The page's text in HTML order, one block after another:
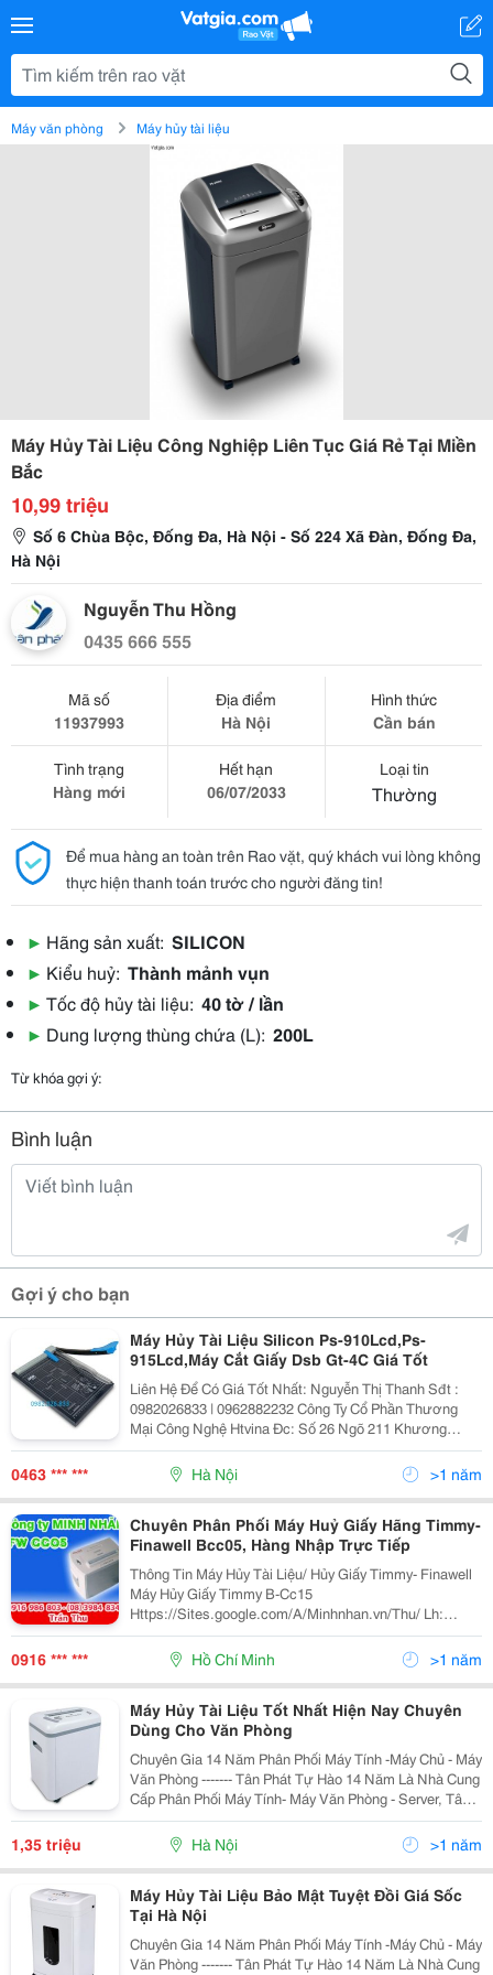
Máy văn phòng Máy hủy tài liệu
Máy Hủy Tài Liệu Công Nghiệp Liên Tục Giá Rẻ Tại Miền
Bắc
10,99 triệu
Số 6 Chùa Bộc, Đống Đa, Hà Nội - Số 224 Xã Đàn, Đống Đa,
Hà Nội
Nguyễn Thu Hồng
0435 666 555
Mã số
11937993
Địa điểm
Hà Nội
Hình thức
Cần bán
Tình trạng
Hàng mới
Hết hạn
06/07/2033
Loại tin
Thường
Để mua hàng an toàn trên Rao vặt, quý khách vui lòng không
thực hiện thanh toán trước cho người đăng tin!
▶ Hãng sản xuất: SILICON
▶ Kiểu huỷ: Thành mảnh vụn
▶ Tốc độ hủy tài liệu: 40 tờ / lần
▶ Dung lượng thùng chứa (L): 200L
Từ khóa gợi ý:
Bình luận
Gợi ý cho bạn
Máy Hủy Tài Liệu Silicon Ps-910Lcd,Ps-
915Lcd,Máy Cắt Giấy Dsb Gt-4C Giá Tốt
Liên Hệ Để Có Giá Tốt Nhất: Nguyễn Thị Thanh Sđt :
0982026833 | 0962882232 Công Ty Cổ Phần Thương
Mại Công Nghệ Htvina Đc: Số 26 Ngõ 211 Khương
Trung &Ndash; Thanh Xuân &Ndash; Hà Nội Yahoo
:Nguyenthanh6685 Website: Http://Sieuthiht.com |
0463 *** *** Hà Nội >1 năm
Chuyên Phân Phối Máy Huỷ Giấy Hãng Timmy-
Finawell Bcc05, Hàng Nhập Trực Tiếp
Thông Tin Máy Hủy Tài Liệu/ Hủy Giấy Timmy- Finawell
Máy Hủy Giấy Timmy B-Cc15
Https://Sites.google.com/A/Minhnhan.vn/Thu/ Lh:
0839.848.348 &Ndash; 0916.986.803 Ms. Thu Yahoo:
0916 *** *** Hồ Chí Minh >1 năm
Máy Hủy Tài Liệu Tốt Nhất Hiện Nay Chuyên
Dùng Cho Văn Phòng
Chuyên Gia 14 Năm Phân Phối Máy Tính -Máy Chủ - Máy
Văn Phòng ------- Tân Phát Tự Hào 14 Năm Là Nhà Cung
Cấp Phân Phối Máy Tính- Máy Văn Phòng - Server, Tân
Phát Cam Kết Đảm Bảo Mang Tới Cho Quý Khách
Những Sản Phẩm Với Mức Giá Rẻ Nhất Hà Nội,
1,35 triệu Hà Nội >1 năm
Máy Hủy Tài Liệu Bảo Mật Tuyệt Đồi Giá Sốc
Tại Hà Nội
Chuyên Gia 14 Năm Phân Phối Máy Tính -Máy Chủ - Máy
Văn Phòng ------- Tân Phát Tự Hào 14 Năm Là Nhà Cung